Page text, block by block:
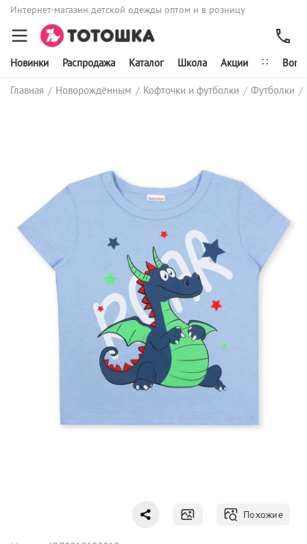
Интернет-магазин детской одежды оптом и в розницу
Новинки Распродажа Каталог Школа Акции ∷
Главная / Новорождённым / Кофточки и футболки / Футболки /
Похожие